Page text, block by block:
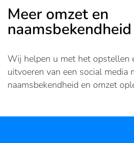
Meer omzet en
naamsbekendheid
Wij helpen u met het opstellen
uitvoeren van een social media
naamsbekendheid en omzet